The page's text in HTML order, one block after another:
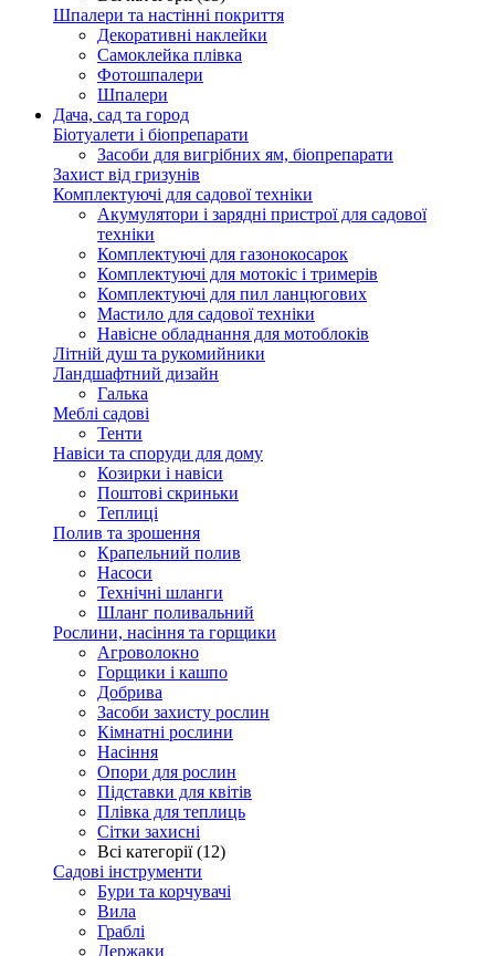
Шпалери та настінні покриття
Декоративні наклейки
Самоклейка плівка
Фотошпалери
Шпалери
Дача, сад та город
Біотуалети і біопрепарати
Засоби для вигрібних ям, біопрепарати
Захист від гризунів
Комплектуючі для садової техніки
Акумулятори і зарядні пристрої для садової
техніки
Комплектуючі для газонокосарок
Комплектуючі для мотокіс і тримерів
Комплектуючі для пил ланцюгових
Мастило для садової техніки
Навісне обладнання для мотоблоків
Літній душ та рукомийники
Ландшафтний дизайн
Галька
Меблі садові
Тенти
Навіси та споруди для дому
Козирки і навіси
Поштові скриньки
Теплиці
Полив та зрошення
Крапельний полив
Насоси
Технічні шланги
Шланг поливальний
Рослини, насіння та горщики
Агроволокно
Горщики і кашпо
Добрива
Засоби захисту рослин
Кімнатні рослини
Насіння
Опори для рослин
Підставки для квітів
Плівка для теплиць
Сітки захисні
Всі категорії (12)
Садові інструменти
Бури та корчувачі
Вила
Граблі
Держаки